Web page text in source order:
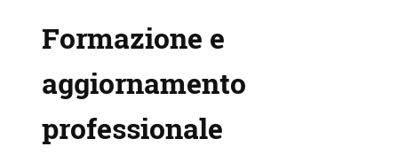
Formazione e
aggiornamento
professionale